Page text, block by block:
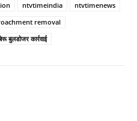
ntvtimeindia
ntvtimenews
removal
बुलडोजर कार्रवाई